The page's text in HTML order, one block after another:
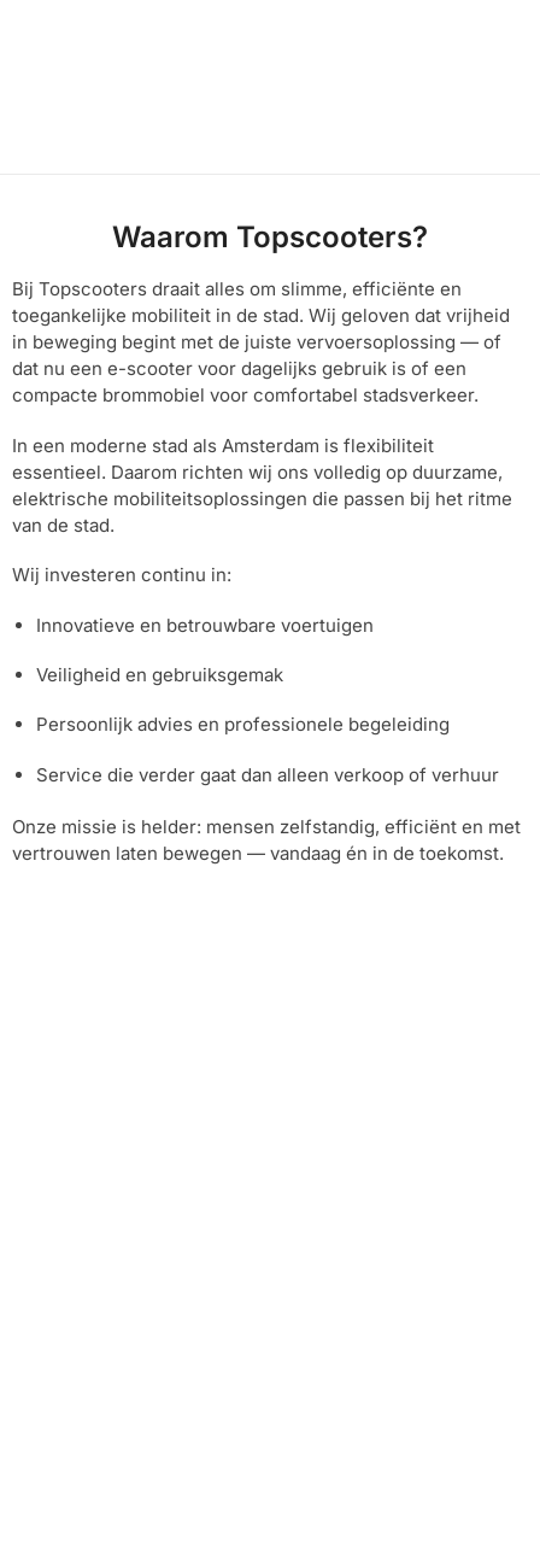
Waarom Topscooters?
Bij Topscooters draait alles om slimme, efficiënte en
toegankelijke mobiliteit in de stad. Wij geloven dat vrijheid
in beweging begint met de juiste vervoersoplossing — of
dat nu een e-scooter voor dagelijks gebruik is of een
compacte brommobiel voor comfortabel stadsverkeer.
In een moderne stad als Amsterdam is flexibiliteit
essentieel. Daarom richten wij ons volledig op duurzame,
elektrische mobiliteitsoplossingen die passen bij het ritme
van de stad.
Wij investeren continu in:
Innovatieve en betrouwbare voertuigen
Veiligheid en gebruiksgemak
Persoonlijk advies en professionele begeleiding
Service die verder gaat dan alleen verkoop of verhuur
Onze missie is helder: mensen zelfstandig, efficiënt en met
vertrouwen laten bewegen — vandaag én in de toekomst.